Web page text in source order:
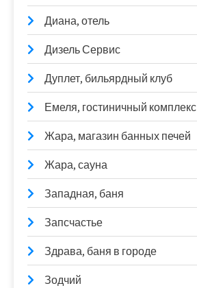
Диана, отель
Дизель Сервис
Дуплет, бильярдный клуб
Емеля, гостиничный комплекс
Жара, магазин банных печей
Жара, сауна
Западная, баня
Запсчастье
Здрава, баня в городе
Зодчий